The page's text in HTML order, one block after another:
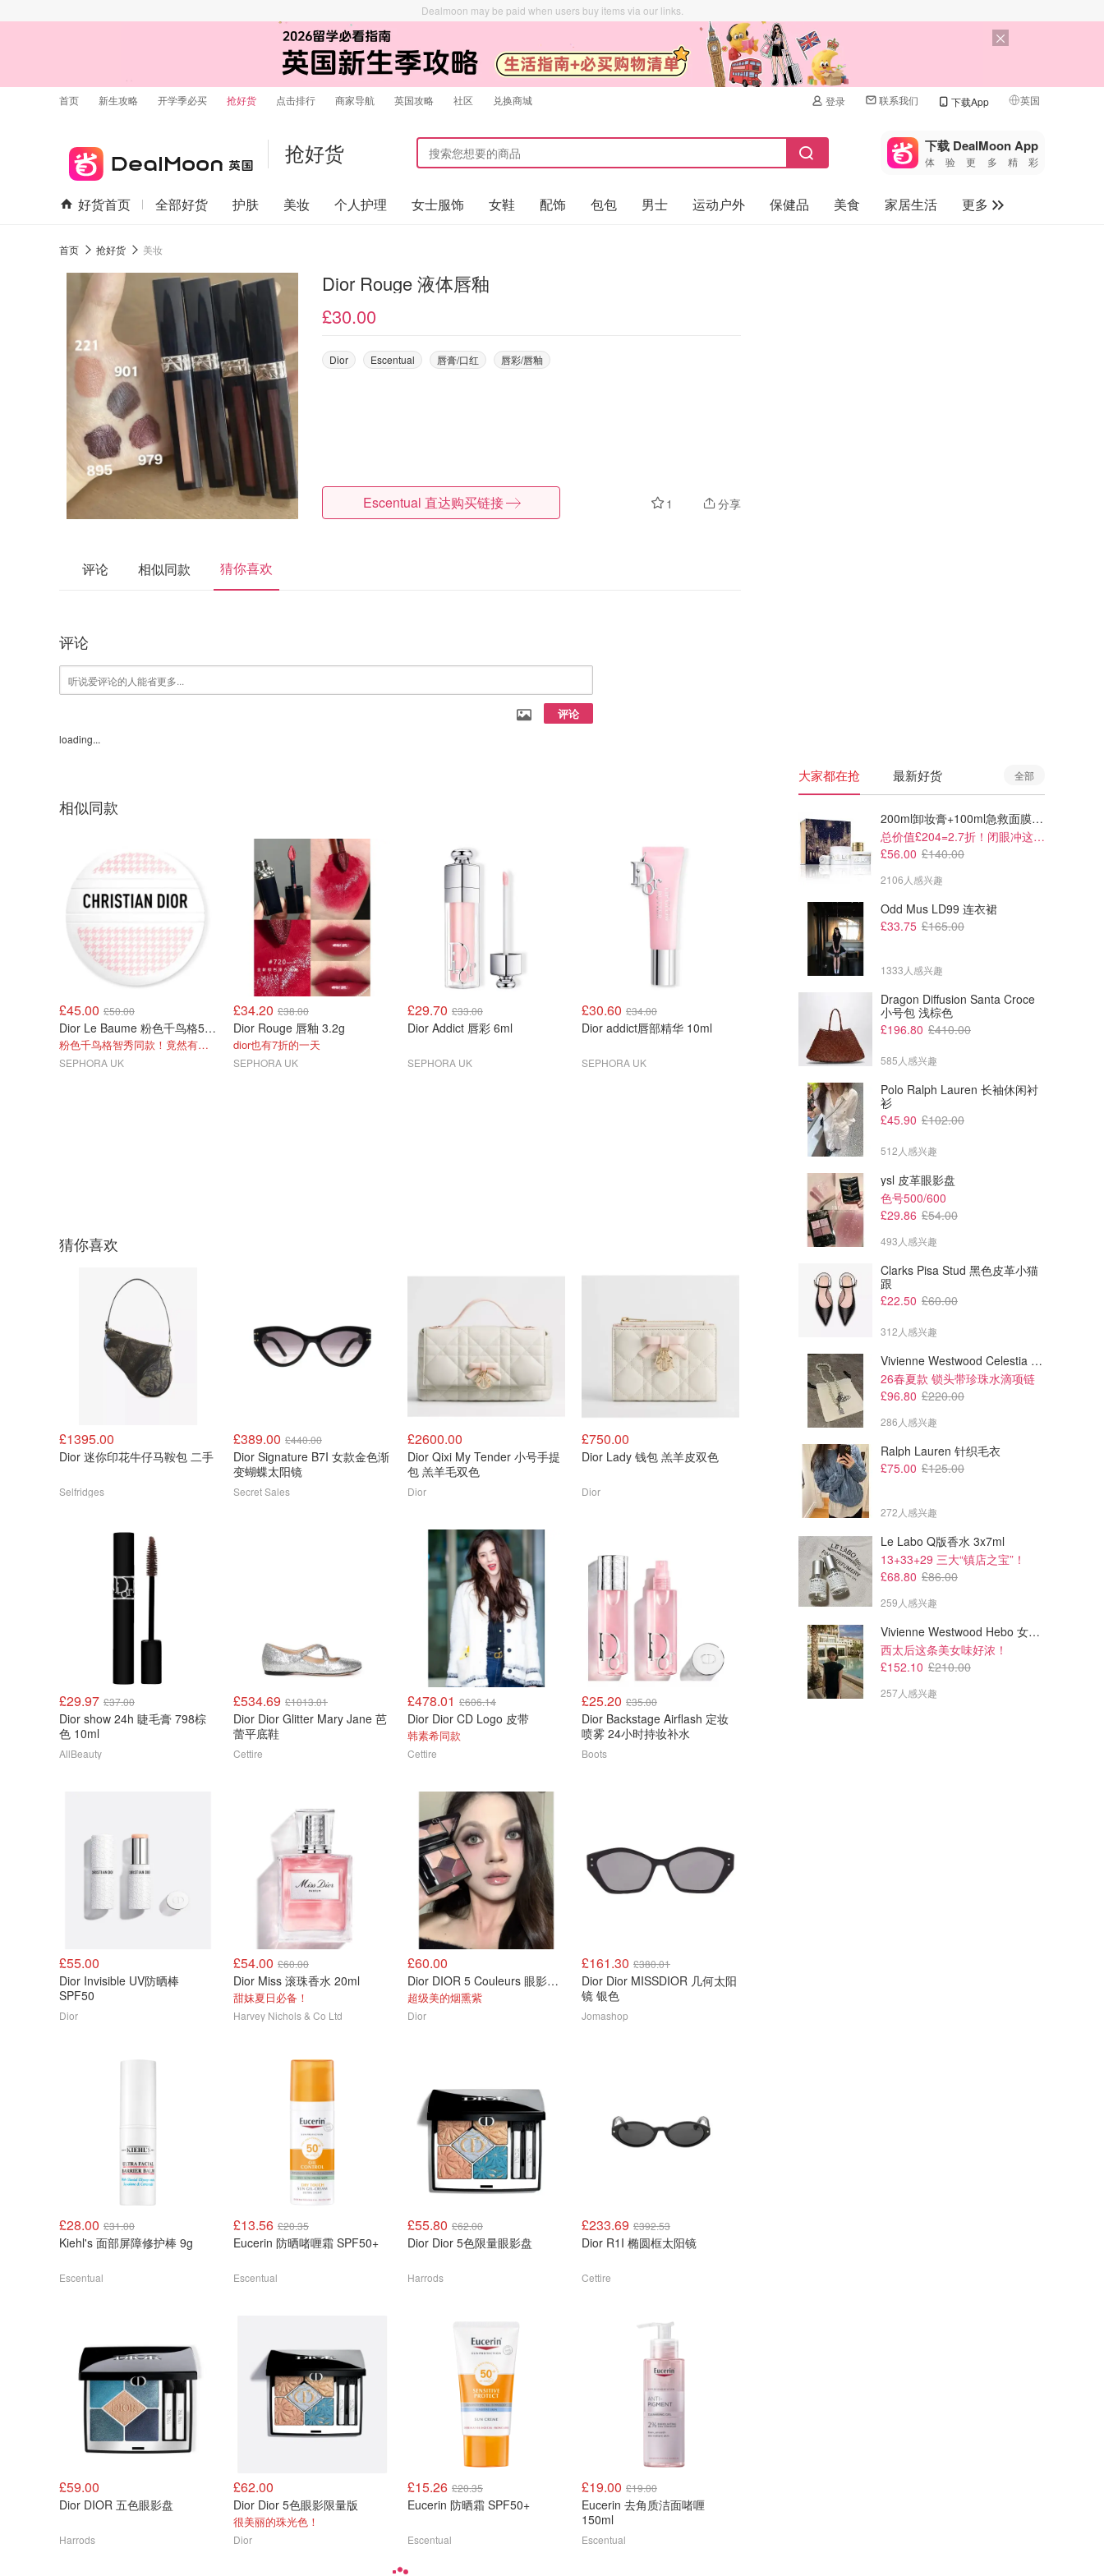
Dealmoon may be paid when users buy items via our links.
首页 新生攻略 开学季必买 抢好货 点击排行 商家导航 英国攻略 社区 兑换商城 登录 联系我们 下载App 英国
🇺🇸
🇨🇳 中国
🇨🇦加拿大
抢好货 下载 DealMoon App
体验更多精彩
好货首页 全部好货 护肤 美妆 个人护理 女士服饰 女鞋 配饰 包包 男士 运动户外 保健品 美食 家居生活
更多
首页 抢好货 美妆
Dior Rouge 液体唇釉
£30.00
Dior Escentual 唇膏/口红 唇彩/唇釉
1 分享
Escentual 直达购买链接
评论 相似同款 猜你喜欢
评论
评论
loading...
相似同款
£45.00 £50.00
Dior Le Baume 粉色千鸟格50ml
粉色千鸟格智秀同款！竟然有折！
SEPHORA UK
£34.20 £38.00
Dior Rouge 唇釉 3.2g
dior也有7折的一天
SEPHORA UK
£29.70 £33.00
Dior Addict 唇彩 6ml
SEPHORA UK
£30.60 £34.00
Dior addict唇部精华 10ml
SEPHORA UK
Dior Addict 玻璃镜光口红 保湿型
春夏水光榜必吃！
£33.00
Dior 26新款口红壳
Dior
猜你喜欢
£1395.00
Dior 迷你印花牛仔马鞍包 二手
Selfridges
£389.00 £440.00
Dior Signature B7I 女款金色渐
变蝴蝶太阳镜
Secret Sales
£2600.00
Dior Qixi My Tender 小号手提
包 羔羊毛双色
Dior
£750.00
Dior Lady 钱包 羔羊皮双色
Dior
£29.97 £37.00
Dior show 24h 睫毛膏 798棕
色 10ml
AllBeauty
£534.69 £1013.01
Dior Dior Glitter Mary Jane 芭
蕾平底鞋
Cettire
£478.01 £606.14
Dior Dior CD Logo 皮带
韩素希同款
Cettire
£25.20 £35.00
Dior Backstage Airflash 定妆
喷雾 24小时持妆补水
Boots
£55.00
Dior Invisible UV防晒棒
SPF50
Dior
£54.00 £60.00
Dior Miss 滚珠香水 20ml
甜妹夏日必备！
Harvey Nichols & Co Ltd
£60.00
Dior DIOR 5 Couleurs 眼影盘 5色
超级美的烟熏紫
Dior
£161.30 £380.01
Dior Dior MISSDIOR 几何太阳
镜 银色
Jomashop
£28.00 £31.00
Kiehl's 面部屏障修护棒 9g
Escentual
£13.56 £20.35
Eucerin 防晒啫喱霜 SPF50+
Escentual
£55.80 £62.00
Dior Dior 5色限量眼影盘
Harrods
£233.69 £392.53
Dior R1I 椭圆框太阳镜
Cettire
£59.00
Dior DIOR 五色眼影盘
Harrods
£62.00
Dior Dior 5色眼影限量版
很美丽的珠光色！
Dior
£15.26 £20.35
Eucerin 防晒霜 SPF50+
Escentual
£19.00 £19.00
Eucerin 去角质洁面啫喱
150ml
Escentual
大家都在抢 最新好货 全部
200ml卸妆膏+100ml急救面膜+面霜+洁颜布
总价值£204=2.7折！闭眼冲这套！
£56.00 £140.00
2106人感兴趣
Odd Mus LD99 连衣裙
£33.75 £165.00
1333人感兴趣
Dragon Diffusion Santa Croce
小号包 浅棕色
£196.80 £410.00
585人感兴趣
Polo Ralph Lauren 长袖休闲衬
衫
£45.90 £102.00
512人感兴趣
ysl 皮革眼影盘
色号500/600
£29.86 £54.00
493人感兴趣
Clarks Pisa Stud 黑色皮革小猫
跟
£22.50 £60.00
312人感兴趣
Vivienne Westwood Celestia 小号吊坠项链
26春夏款 锁头带珍珠水滴项链
£96.80 £220.00
286人感兴趣
Ralph Lauren 针织毛衣
£75.00 £125.00
272人感兴趣
Le Labo Q版香水 3x7ml
13+33+29 三大“镇店之宝”！
£68.80 £86.00
259人感兴趣
Vivienne Westwood Hebo 女士迷你连衣裙
西太后这条美女味好浓！
£152.10 £210.00
257人感兴趣